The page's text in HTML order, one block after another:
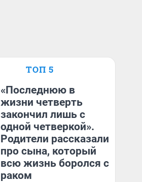
ТОП 5
«Последнюю в
жизни четверть
закончил лишь с
одной четверкой».
Родители рассказали
про сына, который
всю жизнь боролся с
раком